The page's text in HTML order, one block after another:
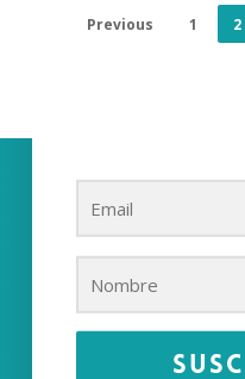
Previous 1 2